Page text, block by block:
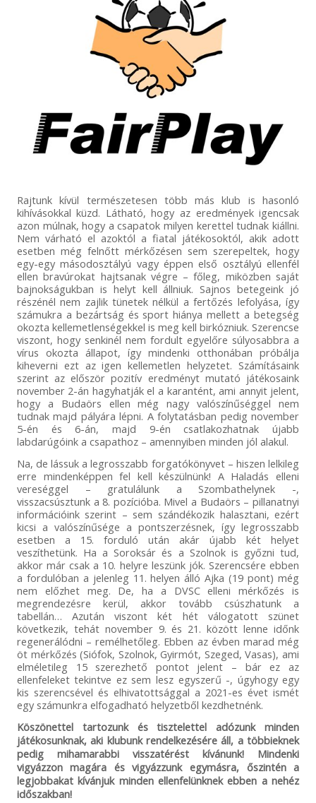
Rajtunk kívül természetesen több más klub is hasonló
kihívásokkal küzd. Látható, hogy az eredmények igencsak
azon múlnak, hogy a csapatok milyen kerettel tudnak kiállni.
Nem várható el azoktól a fiatal játékosoktól, akik adott
esetben még felnőtt mérkőzésen sem szerepeltek, hogy
egy-egy másodosztályú vagy éppen első osztályú ellenfél
ellen bravúrokat hajtsanak végre – főleg, miközben saját
bajnokságukban is helyt kell állniuk. Sajnos betegeink jó
részénél nem zajlik tünetek nélkül a fertőzés lefolyása, így
számukra a bezártság és sport hiánya mellett a betegség
okozta kellemetlenségekkel is meg kell birkózniuk. Szerencse
viszont, hogy senkinél nem fordult egyelőre súlyosabbra a
vírus okozta állapot, így mindenki otthonában próbálja
kiheverni ezt az igen kellemetlen helyzetet. Számításaink
szerint az először pozitív eredményt mutató játékosaink
november 2-án hagyhatják el a karantént, ami annyit jelent,
hogy a Budaörs ellen még nagy valószínűséggel nem
tudnak majd pályára lépni. A folytatásban pedig november
5-én és 6-án, majd 9-én csatlakozhatnak újabb
labdarúgóink a csapathoz – amennyiben minden jól alakul.
Na, de lássuk a legrosszabb forgatókönyvet – hiszen lelkileg
erre mindenképpen fel kell készülnünk! A Haladás elleni
vereséggel – gratulálunk a Szombathelynek -,
visszacsúsztunk a 8. pozícióba. Mivel a Budaörs – pillanatnyi
információink szerint – sem szándékozik halasztani, ezért
kicsi a valószínűsége a pontszerzésnek, így legrosszabb
esetben a 15. forduló után akár újabb két helyet
veszíthetünk. Ha a Soroksár és a Szolnok is győzni tud,
akkor már csak a 10. helyre leszünk jók. Szerencsére ebben
a fordulóban a jelenleg 11. helyen álló Ajka (19 pont) még
nem előzhet meg. De, ha a DVSC elleni mérkőzés is
megrendezésre kerül, akkor tovább csúszhatunk a
tabellán… Azután viszont két hét válogatott szünet
következik, tehát november 9. és 21. között lenne időnk
regenerálódni – remélhetőleg. Ebben az évben marad még
öt mérkőzés (Siófok, Szolnok, Gyirmót, Szeged, Vasas), ami
elméletileg 15 szerezhető pontot jelent – bár ez az
ellenfeleket tekintve ez sem lesz egyszerű -, úgyhogy egy
kis szerencsével és elhivatottsággal a 2021-es évet ismét
egy számunkra elfogadható helyzetből kezdhetnénk.
Köszönettel tartozunk és tisztelettel adózunk minden
játékosunknak, aki klubunk rendelkezésére áll, a többieknek
pedig mihamarabbi visszatérést kívánunk! Mindenki
vigyázzon magára és vigyázzunk egymásra, őszintén a
legjobbakat kívánjuk minden ellenfelünknek ebben a nehéz
időszakban!